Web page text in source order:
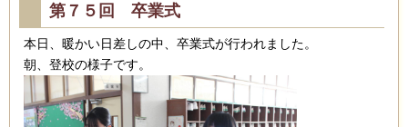
第７５回 卒業式
本日、暖かい日差しの中、卒業式が行われました。
朝、登校の様子です。